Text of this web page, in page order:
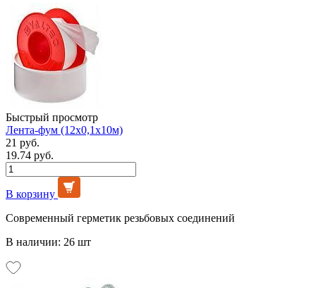
Быстрый просмотр
Лента-фум (12х0,1х10м)
21 руб.
19.74 руб.
В корзину
Современный герметик резьбовых соединений
В наличии: 26 шт